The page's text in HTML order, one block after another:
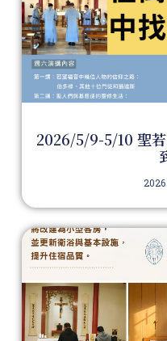
2026/5/9-5/10 聖
2026